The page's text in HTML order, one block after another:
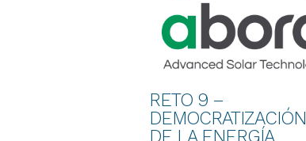
RETO 9 –
DEMOCRATIZACIÓN
DE LA ENERGÍA